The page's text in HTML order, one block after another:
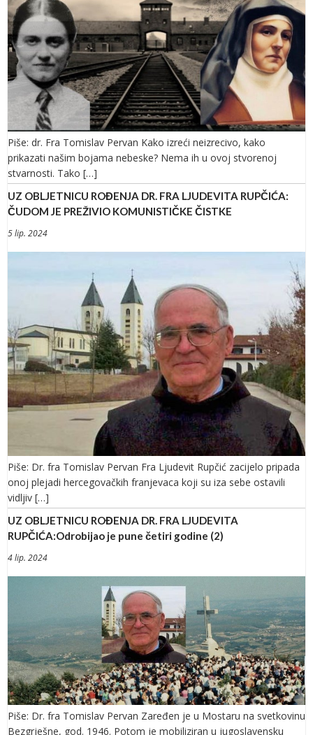
Piše: dr. Fra Tomislav Pervan Kako izreći neizrecivo, kako
prikazati našim bojama nebeske? Nema ih u ovoj stvorenoj
stvarnosti. Tako […]
UZ OBLJETNICU ROĐENJA DR. FRA LJUDEVITA RUPČIĆA:
ČUDOM JE PREŽIVIO KOMUNISTIČKE ČISTKE
5 lip. 2024
Piše: Dr. fra Tomislav Pervan Fra Ljudevit Rupčić zacijelo pripada
onoj plejadi hercegovačkih franjevaca koji su iza sebe ostavili
vidljiv […]
UZ OBLJETNICU ROĐENJA DR. FRA LJUDEVITA
RUPČIĆA:Odrobijao je pune četiri godine (2)
4 lip. 2024
Piše: Dr. fra Tomislav Pervan Zaređen je u Mostaru na svetkovinu
Bezgrješne, god. 1946. Potom je mobiliziran u jugoslavensku